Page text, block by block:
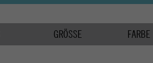
GRÖSSE FARBE